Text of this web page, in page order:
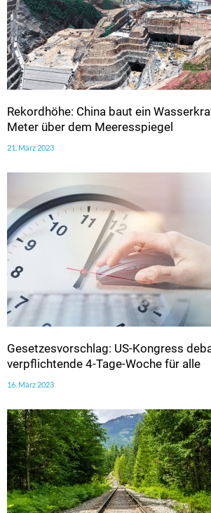
Rekordhöhe: China baut ein
Meter über dem Meeresspiegel
21. März 2023
Gesetzesvorschlag: US-Kongress
verpflichtende 4-Tage-Woche für alle
16. März 2023